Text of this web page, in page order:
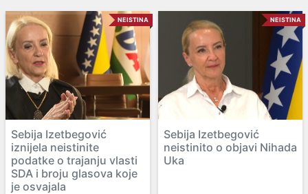
NEISTINA
Sebija Izetbegović
iznijela neistinite
podatke o trajanju vlasti
SDA i broju glasova koje
je osvajala
NEISTINA
Sebija Izetbegović
neistinito o objavi Nihada
Uka